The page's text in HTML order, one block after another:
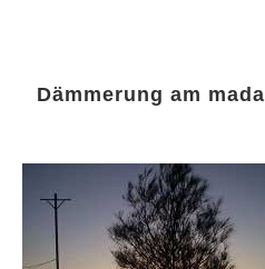
Dämmerung am